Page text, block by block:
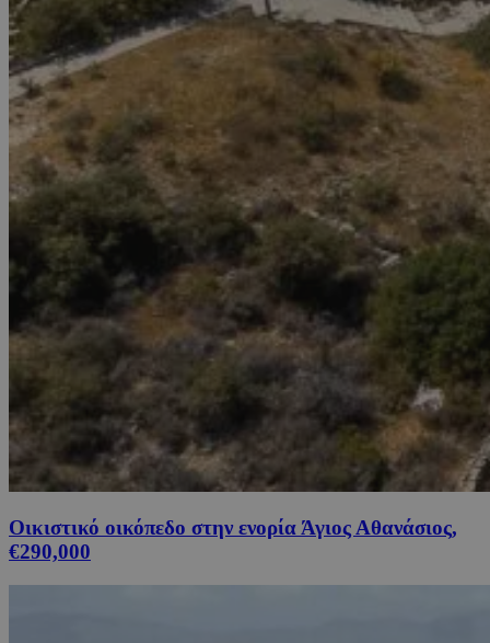
Οικιστικό οικόπεδο στην ενορία Άγιος Αθανάσιος,
€290,000